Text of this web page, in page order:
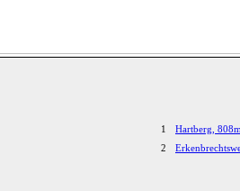
1
Hartberg,
2